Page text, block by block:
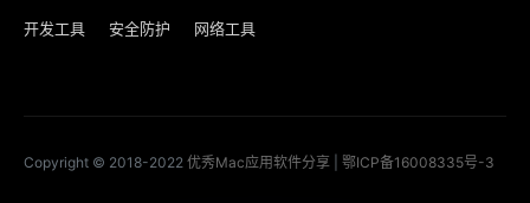
开发工具 安全防护 网络工具
Copyright © 2018-2022 优秀Mac应用软件分享 鄂ICP备16008335号-3